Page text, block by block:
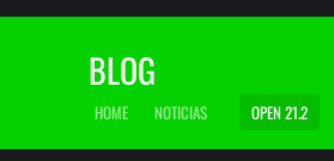
BLOG
HOME NOTICIAS OPEN 21.2